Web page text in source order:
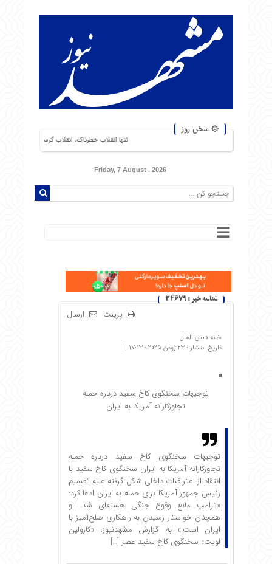
۞ سخن روز
تنها انقلاب خطرناک، انقلاب گرسنگان است. من از شورشهایی که
Friday, 7 August , 2026
شناسه خبر : 34679
ارسال پرینت
خانه »بین الملل
تاریخ انتشار : 23 ژوئن 2025 - 17:13 |
توجیهات سخنگوی کاخ سفید درباره حمله
تجاوزکارانه آمریکا به ایران
توجیهات سخنگوی کاخ سفید درباره حمله
تجاوزکارانه آمریکا به ایران سخنگوی کاخ سفید با
انتقاد از اعتراضات داخلی شکل گرفته علیه تصمیم
رئیس جمهور آمریکا برای حمله به ایران ادعا کرد:
«ترامپ مانع وقوع جنگی هسته‌ای شد. او
همچنان خواستار رسیدن به راهکاری صلح‌آمیز با
ایران است.» به گزارش مشهدنیوز، «کارولین
لویت» سخنگوی کاخ سفید عصر […]